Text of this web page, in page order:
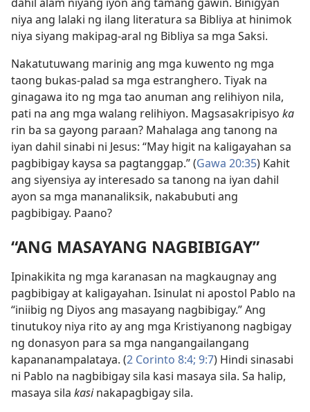
niya ang lalaki ng ilang literatura sa Bibliya at hinimok
niya siyang makipag-aral ng Bibliya sa mga Saksi.
Nakatutuwang marinig ang mga kuwento ng mga
taong bukas-palad sa mga estranghero. Tiyak na
ginagawa ito ng mga tao anuman ang relihiyon nila,
pati na ang mga walang relihiyon. Magsasakripisyo ka
rin ba sa gayong paraan? Mahalaga ang tanong na
iyan dahil sinabi ni Jesus: “May higit na kaligayahan sa
pagbibigay kaysa sa pagtanggap.” (Gawa 20:35) Kahit
ang siyensiya ay interesado sa tanong na iyan dahil
ayon sa mga mananaliksik, nakabubuti ang
pagbibigay. Paano?
“ANG MASAYANG NAGBIBIGAY”
Ipinakikita ng mga karanasan na magkaugnay ang
pagbibigay at kaligayahan. Isinulat ni apostol Pablo na
“iniibig ng Diyos ang masayang nagbibigay.” Ang
tinutukoy niya rito ay ang mga Kristiyanong nagbigay
ng donasyon para sa mga nangangailangang
kapananampalataya. (2 Corinto 8:4; 9:7) Hindi sinasabi
ni Pablo na nagbibigay sila kasi masaya sila. Sa halip,
masaya sila kasinakapagbigay sila.